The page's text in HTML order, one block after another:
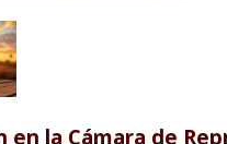
en la Cámara de